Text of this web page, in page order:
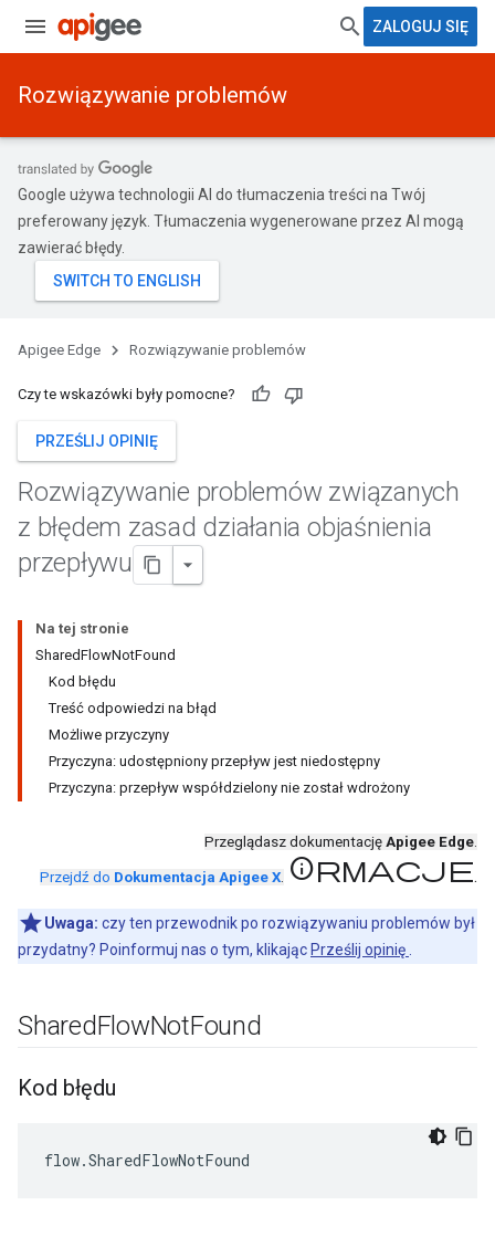
ZALOGUJ SIĘ
Rozwiązywanie problemów
Google używa technologii AI do tłumaczenia treści na Twój
preferowany język. Tłumaczenia wygenerowane przez AI mogą
zawierać błędy.
Apigee Edge Rozwiązywanie problemów
Czy te wskazówki były pomocne?
PRZEŚLIJ OPINIĘ
Rozwiązywanie problemów związanych
z błędem zasad działania objaśnienia
przepływu
Na tej stronie
SharedFlowNotFound
Kod błędu
Treść odpowiedzi na błąd
Możliwe przyczyny
Przyczyna: udostępniony przepływ jest niedostępny
Przyczyna: przepływ współdzielony nie został wdrożony
Przeglądasz dokumentację Apigee Edge.
Przejdź do Dokumentacja Apigee X. informacje.
Uwaga: czy ten przewodnik po rozwiązywaniu problemów był
przydatny? Poinformuj nas o tym, klikając Prześlij opinię
SharedFlowNotFound
Kod błędu